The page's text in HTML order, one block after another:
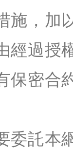
施，加
經過授
保密合
委託本